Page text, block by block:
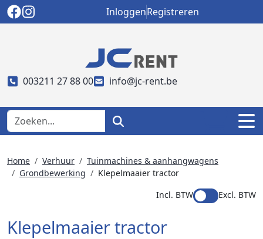
InloggenRegistreren
003211 27 88 00 info@jc-rent.be
Home Verhuur
Tuinmachines & aanhangwagens
Grondbewerking
Klepelmaaier tractor
Incl. BTW
Excl. BTW
Klepelmaaier tractor